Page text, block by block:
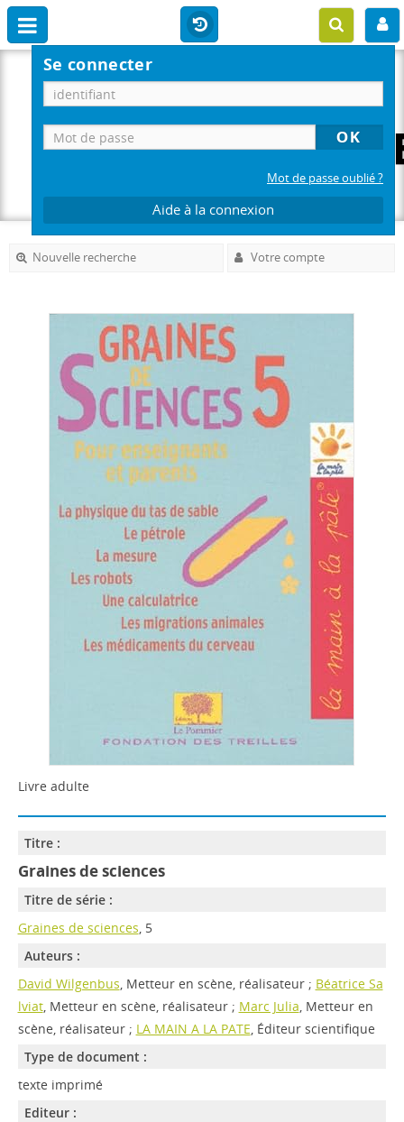
Se connecter
Mot de passe oublié ?
Aide à la connexion
Nouvelle recherche Votre compte
Livre adulte
Titre :
Graines de sciences
Titre de série :
Graines de sciences, 5
Auteurs :
David Wilgenbus, Metteur en scène, réalisateur ; Béatrice Sa
lviat, Metteur en scène, réalisateur ; Marc Julia, Metteur en
scène, réalisateur ; LA MAIN A LA PATE, Éditeur scientifique
Type de document :
texte imprimé
Editeur :